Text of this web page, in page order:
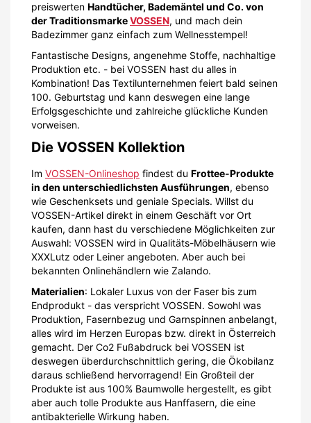
preiswerten Handtücher, Bademäntel und Co. von
der TraditionsmarkeVOSSEN, und mach dein
Badezimmer ganz einfach zum Wellnesstempel!
Fantastische Designs, angenehme Stoffe, nachhaltige
Produktion etc. - bei VOSSEN hast du alles in
Kombination! Das Textilunternehmen feiert bald seinen
100. Geburtstag und kann deswegen eine lange
Erfolgsgeschichte und zahlreiche glückliche Kunden
vorweisen.
Die VOSSEN Kollektion
Im VOSSEN-Onlineshop findest du Frottee-Produkte
in den unterschiedlichsten Ausführungen, ebenso
wie Geschenksets und geniale Specials. Willst du
VOSSEN-Artikel direkt in einem Geschäft vor Ort
kaufen, dann hast du verschiedene Möglichkeiten zur
Auswahl: VOSSEN wird in Qualitäts-Möbelhäusern wie
XXXLutz oder Leiner angeboten. Aber auch bei
bekannten Onlinehändlern wie Zalando.
Materialien: Lokaler Luxus von der Faser bis zum
Endprodukt - das verspricht VOSSEN. Sowohl was
Produktion, Fasernbezug und Garnspinnen anbelangt,
alles wird im Herzen Europas bzw. direkt in Österreich
gemacht. Der Co2 Fußabdruck bei VOSSEN ist
deswegen überdurchschnittlich gering, die Ökobilanz
daraus schließend hervorragend! Ein Großteil der
Produkte ist aus 100% Baumwolle hergestellt, es gibt
aber auch tolle Produkte aus Hanffasern, die eine
antibakterielle Wirkung haben.